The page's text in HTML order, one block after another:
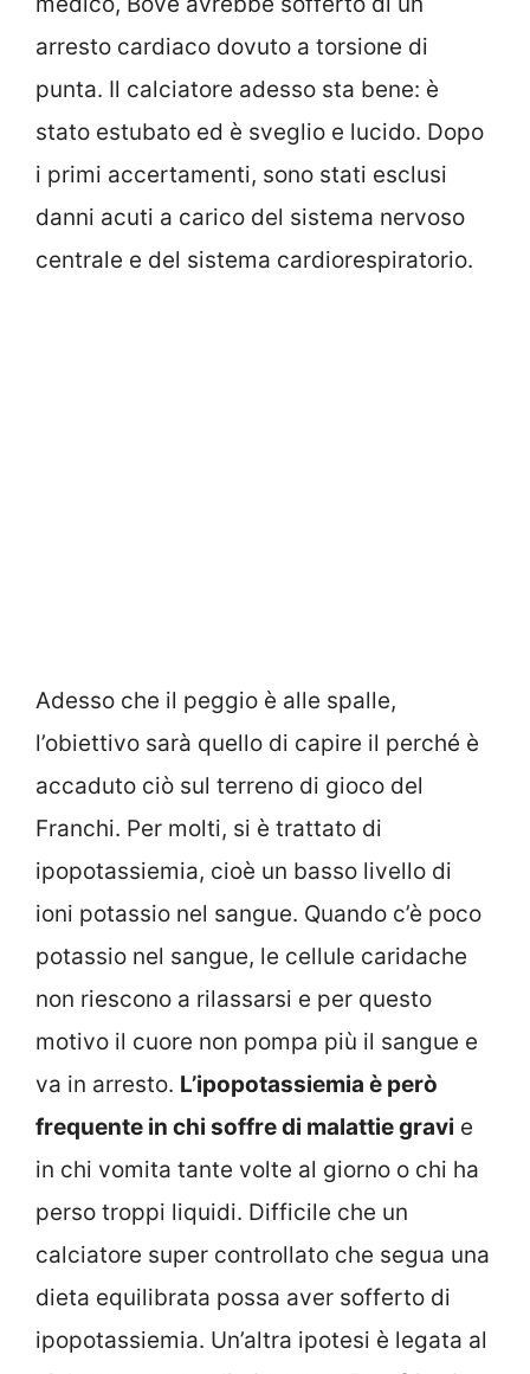
arresto cardiaco dovuto a torsione di
punta. Il calciatore adesso sta bene: è
stato estubato ed è sveglio e lucido. Dopo
i primi accertamenti, sono stati esclusi
danni acuti a carico del sistema nervoso
centrale e del sistema cardiorespiratorio.
Adesso che il peggio è alle spalle,
l’obiettivo sarà quello di capire il perché è
accaduto ciò sul terreno di gioco del
Franchi. Per molti, si è trattato di
ipopotassiemia, cioè un basso livello di
ioni potassio nel sangue. Quando c’è poco
potassio nel sangue, le cellule caridache
non riescono a rilassarsi e per questo
motivo il cuore non pompa più il sangue e
va in arresto. L’ipopotassiemia è però
frequente in chi soffre di malattie gravi e
in chi vomita tante volte al giorno o chi ha
perso troppi liquidi. Difficile che un
calciatore super controllato che segua una
dieta equilibrata possa aver sofferto di
ipopotassiemia. Un’altra ipotesi è legata al